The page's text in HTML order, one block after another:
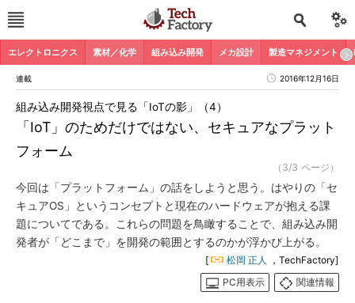
エレクトロニクス 素材／化学 組み込み開発 メカ設計 製造マネジメント
連載 2016年12月16日
「IoT」のためだけではない、セキュアなプラット
フォーム
組み込み開発視点で見る「IoTの影」（4）
（3/3 ページ）
今回は「プラットフォーム」の話をしようと思う。はやりの「セ
キュアOS」というコンセプトと現在のハードウェアが抱える課
題についてである。これらの問題を鳥瞰することで、組み込み開
発者が「どこまで」を開発の範囲とするのかが浮かび上がる。
[ 松岡 正人
，TechFactory]
PC用表示
関連情報